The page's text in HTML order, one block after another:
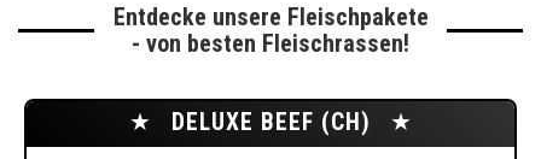
Entdecke unsere Fleischpakete
- von besten Fleischrassen!
★ DELUXE BEEF (CH) ★